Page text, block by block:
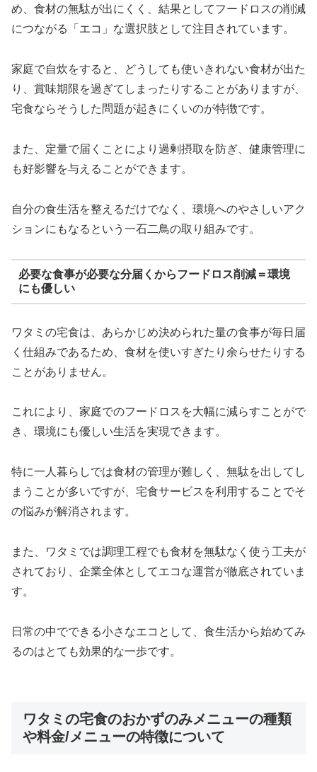
め、食材の無駄が出にくく、結果としてフードロスの削減
につながる「エコ」な選択肢として注目されています。
家庭で自炊をすると、どうしても使いきれない食材が出た
り、賞味期限を過ぎてしまったりすることがありますが、
宅食ならそうした問題が起きにくいのが特徴です。
また、定量で届くことにより過剰摂取を防ぎ、健康管理に
も好影響を与えることができます。
自分の食生活を整えるだけでなく、環境へのやさしいアク
ションにもなるという一石二鳥の取り組みです。
必要な食事が必要な分届くからフードロス削減＝環境
にも優しい
ワタミの宅食は、あらかじめ決められた量の食事が毎日届
く仕組みであるため、食材を使いすぎたり余らせたりする
ことがありません。
これにより、家庭でのフードロスを大幅に減らすことがで
き、環境にも優しい生活を実現できます。
特に一人暮らしでは食材の管理が難しく、無駄を出してし
まうことが多いですが、宅食サービスを利用することでそ
の悩みが解消されます。
また、ワタミでは調理工程でも食材を無駄なく使う工夫が
されており、企業全体としてエコな運営が徹底されていま
す。
日常の中でできる小さなエコとして、食生活から始めてみ
るのはとても効果的な一歩です。
ワタミの宅食のおかずのみメニューの種類
や料金/メニューの特徴について